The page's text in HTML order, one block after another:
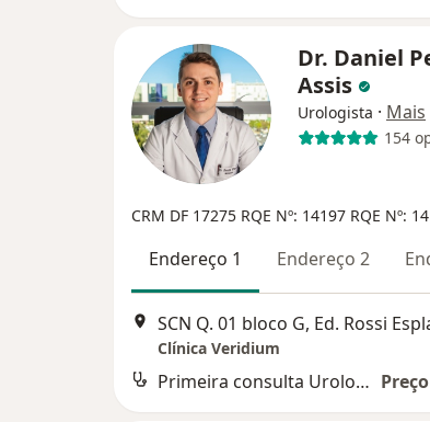
Dr. Daniel
Assis
Urologista · Mais
154
CRM DF 17275 RQE Nº: 14197 RQE Nº:
Endereço 1 Endereço 2
Clínica Veridium
Primeira consulta Urologia